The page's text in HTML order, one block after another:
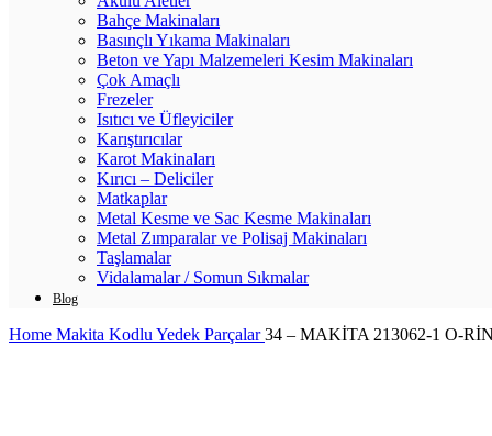
Bahçe Makinaları
Basınçlı Yıkama Makinaları
Beton ve Yapı Malzemeleri Kesim Makinaları
Çok Amaçlı
Frezeler
Isıtıcı ve Üfleyiciler
Karıştırıcılar
Karot Makinaları
Kırıcı – Deliciler
Matkaplar
Metal Kesme ve Sac Kesme Makinaları
Metal Zımparalar ve Polisaj Makinaları
Taşlamalar
Vidalamalar / Somun Sıkmalar
Blog
Home Makita Kodlu Yedek Parçalar34 – MAKİTA 213062-1 O-